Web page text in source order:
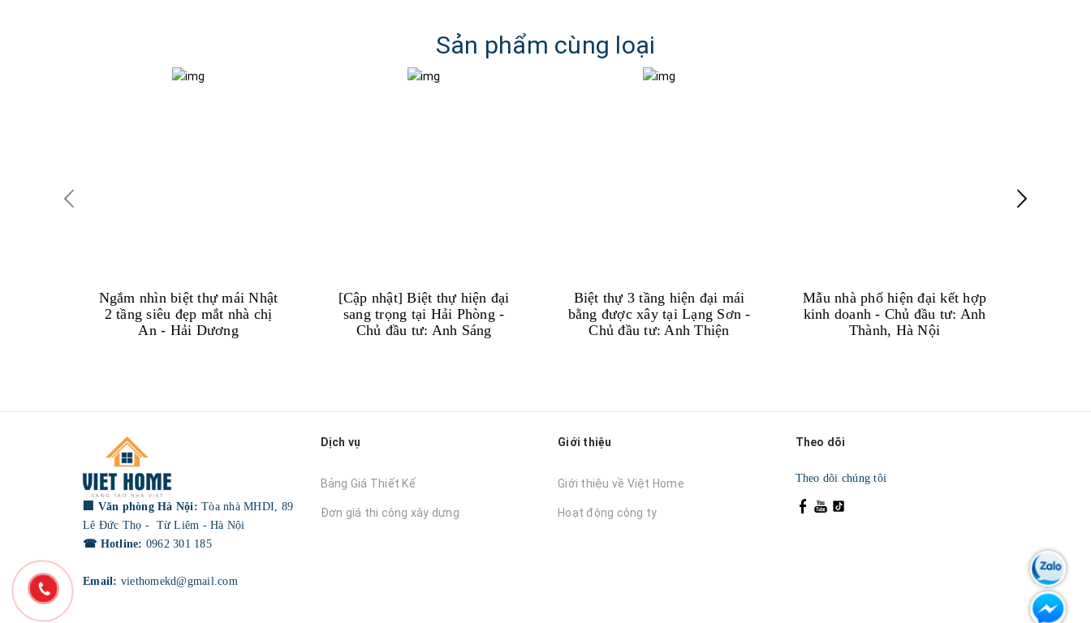
Sản phẩm cùng loại
Ngắm nhìn biệt thự mái Nhật
2 tầng siêu đẹp mắt nhà chị
An - Hải Dương
[Cập nhật] Biệt thự hiện đại
sang trọng tại Hải Phòng -
Chủ đầu tư: Anh Sáng
Biệt thự 3 tầng hiện đại mái
bằng được xây tại Lạng Sơn -
Chủ đầu tư: Anh Thiện
Mẫu nhà phố hiện đại kết hợp
kinh doanh - Chủ đầu tư: Anh
Thành, Hà Nội
🏢 Văn phòng Hà Nội: Tòa nhà MHDI, 89
Lê Đức Thọ - Từ Liêm - Hà Nội
☎ Hotline: 0962 301 185
Email: viethomekd@gmail.com
Dịch vụ
Bảng Giá Thiết Kế
Đơn giá thi công xây dựng
Giới thiệu
Giới thiệu về Việt Home
Hoạt động công ty
Theo dõi
Theo dõi chúng tôi